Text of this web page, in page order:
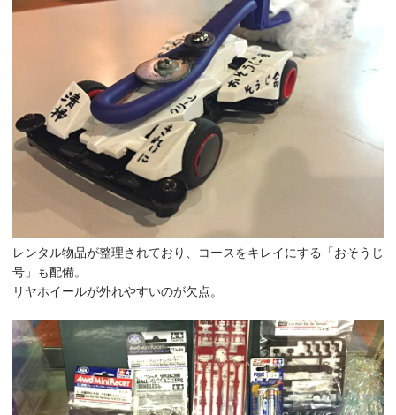
レンタル物品が整理されており、コースをキレイにする「おそうじ
号」も配備。
リヤホイールが外れやすいのが欠点。